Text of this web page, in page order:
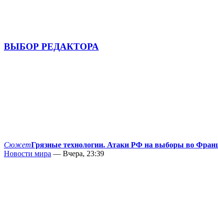
ВЫБОР РЕДАКТОРА
СюжетГрязные технологии. Атаки РФ на выборы во
Новости мира — Вчера, 23:39